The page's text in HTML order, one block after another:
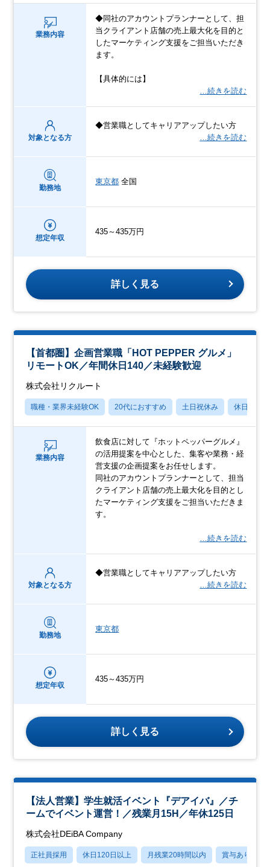
業務内容
◆同社のアカウントプランナーとして、担
当クライアント店舗の売上最大化を目的と
したマーケティング支援をご担当いただき
ます。
【具体的には】
…続きを読む
対象となる方
◆営業職としてキャリアアップしたい方
…続きを読む
勤務地
東京都 全国
想定年収
435～435万円
詳しく見る
【首都圏】企画営業職「HOT PEPPER グルメ」
リモートOK／年間休日140／未経験歓迎
株式会社リクルート
職種・業界未経験OK 20代におすすめ 土日祝休み 休日120日
業務内容
飲食店に対して『ホットペッパーグルメ』
の活用提案を中心とした、集客や業務・経
営支援の企画提案をお任せします。
同社のアカウントプランナーとして、担当
クライアント店舗の売上最大化を目的とし
たマーケティング支援をご担当いただきま
す。
…続きを読む
対象となる方
◆営業職としてキャリアアップしたい方
…続きを読む
勤務地
東京都
想定年収
435～435万円
詳しく見る
【法人営業】学生就活イベント『デアイバ』／チ
ームでイベント運営！／残業月15H／年休125日
株式会社DEiBA Company
正社員採用 休日120日以上 月残業20時間以内 賞与あり